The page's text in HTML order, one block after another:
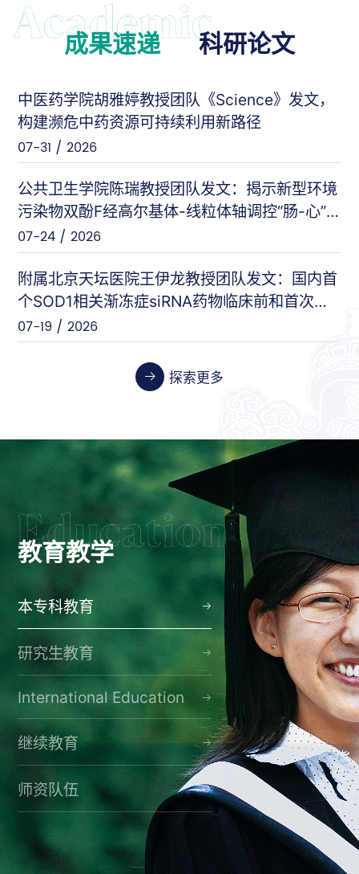
成果速递 科研论文
中医药学院胡雅婷教授团队《Science》发文，
构建濒危中药资源可持续利用新路径
07-31 / 2026
公共卫生学院陈瑞教授团队发文：揭示新型环境
污染物双酚F经高尔基体-线粒体轴调控“肠-心”
对话的新机制
07-24 / 2026
附属北京天坛医院王伊龙教授团队发文：国内首
个SOD1相关渐冻症siRNA药物临床前和首次人
体临床数据
07-19 / 2026
曲显俊等（基础医学院） PNAS
07-28 / 2026
07-17 / 2026
王刚等（安定医院） Cell Host & Microbe
07-10 / 2026
张伟等（天坛医院）
探索更多
教育教学
本专科教育
研究生教育
International Education
继续教育
师资队伍